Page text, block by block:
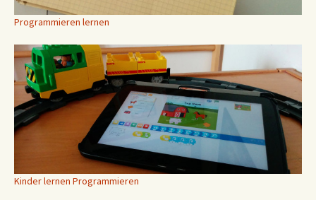
Programmieren lernen
Kinder lernen Programmieren